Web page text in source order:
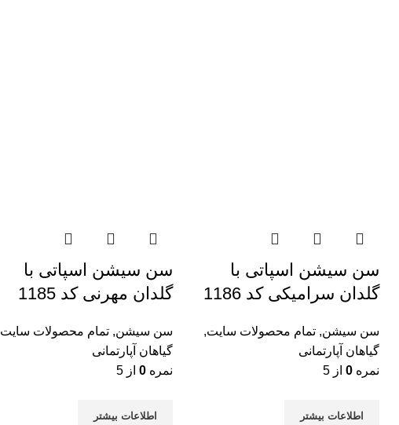
سن سیشن اسپاتی با
گلدان سرامیکی کد 1186
سن سیشن, تمام محصولات سایت,
گیاهان آپارتمانی
نمره 0 از 5
اطلاعات بیشتر
سن سیشن اسپاتی با
گلدان مهرنی کد 1185
سن سیشن, تمام محصولات سایت
گیاهان آپارتمانی
نمره 0از 5
اطلاعات بیشتر